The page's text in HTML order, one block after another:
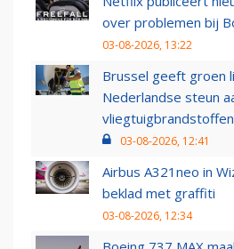
over problemen bij
03-08-2026, 13:22
Brussel geeft groen
Nederlandse steun
vliegtuigbrandstoffen
03-08-2026, 12:41
Airbus A321neo in
beklad met graffiti
03-08-2026, 12:34